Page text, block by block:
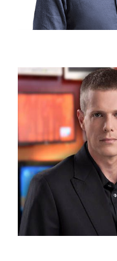
הצריכה